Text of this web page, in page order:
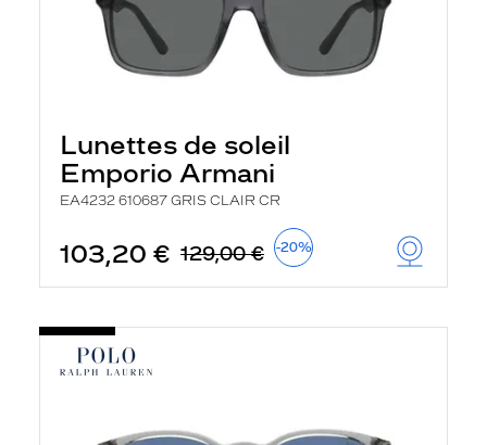
Lunettes de soleil
Emporio Armani
EA4232 610687 GRIS CLAIR CR
103,20 € 129,00 € -20%